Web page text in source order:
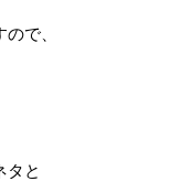
で、
タと